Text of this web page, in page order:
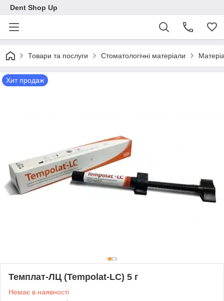
Dent Shop Up
Товари та послуги Стоматологічні матеріали
Хит продаж
Темплат-ЛЦ (Tempolat-LC) 5 г
Немає в наявності